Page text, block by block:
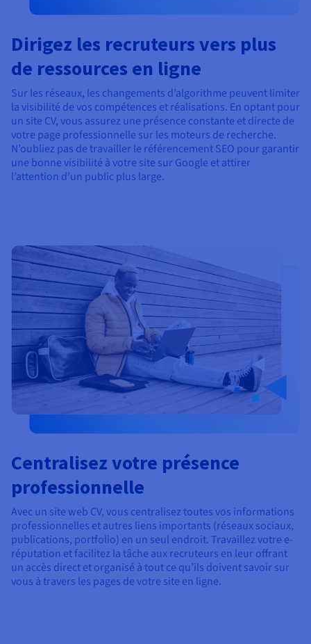
Dirigez les recruteurs vers plus
de ressources en ligne
Sur les réseaux, les changements d’algorithme peuvent limiter
la visibilité de vos compétences et réalisations. En optant pour
un site CV, vous assurez une présence constante et directe de
votre page professionnelle sur les moteurs de recherche.
N’oubliez pas de travailler le référencement SEO pour garantir
une bonne visibilité à votre site sur Google et attirer
l’attention d’un public plus large.
Centralisez votre présence
professionnelle
Avec un site web CV, vous centralisez toutes vos informations
professionnelles et autres liens importants (réseaux sociaux,
publications, portfolio) en un seul endroit. Travaillez votre e-
réputation et facilitez la tâche aux recruteurs en leur offrant
un accès direct et organisé à tout ce qu’ils doivent savoir sur
vous à travers les pages de votre site en ligne.